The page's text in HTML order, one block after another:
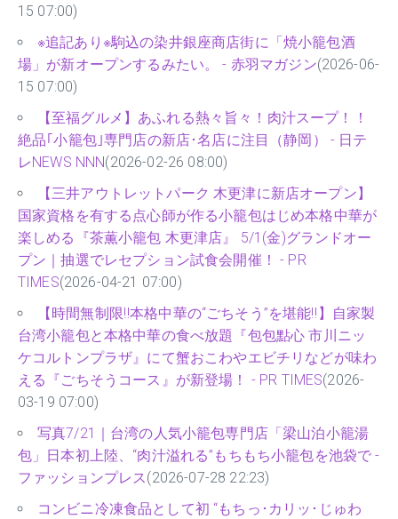
15 07:00)
※追記あり※駒込の染井銀座商店街に「焼小籠包酒
場」が新オープンするみたい。 - 赤羽マガジン(2026-06-
15 07:00)
【至福グルメ】あふれる熱々旨々！肉汁スープ！！
絶品｢小籠包｣専門店の新店･名店に注目（静岡） - 日テ
レNEWS NNN(2026-02-26 08:00)
【三井アウトレットパーク 木更津に新店オープン】
国家資格を有する点心師が作る小籠包はじめ本格中華が
楽しめる『茶薫小籠包 木更津店』 5/1(金)グランドオー
プン｜抽選でレセプション試食会開催！ - PR
TIMES(2026-04-21 07:00)
【時間無制限‼本格中華の“ごちそう”を堪能‼】自家製
台湾小籠包と本格中華の食べ放題『包包點心 市川ニッ
ケコルトンプラザ』にて蟹おこわやエビチリなどが味わ
える『ごちそうコース』が新登場！ - PR TIMES(2026-
03-19 07:00)
写真7/21｜台湾の人気小籠包専門店「梁山泊小籠湯
包」日本初上陸、“肉汁溢れる”もちもち小籠包を池袋で -
ファッションプレス(2026-07-28 22:23)
コンビニ冷凍食品として初 “もちっ･カリッ･じゅわ